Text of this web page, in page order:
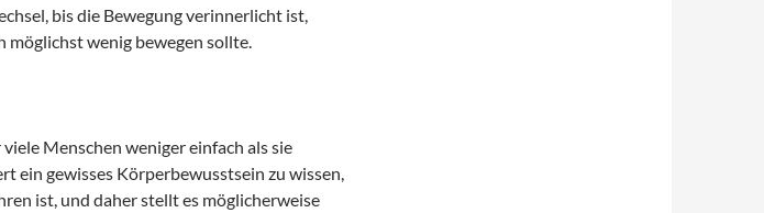
bis die Bewegung verinnerlicht ist,
möglichst wenig bewegen sollte.
Menschen weniger einfach als sie
ein gewisses Körperbewusstsein zu wissen,
ist, und daher stellt es möglicherweise